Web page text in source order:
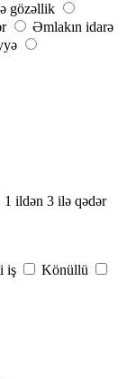
gözəllik
Əmlakın idarə
1 ildən 3 ilə qədər
iş
Könüllü